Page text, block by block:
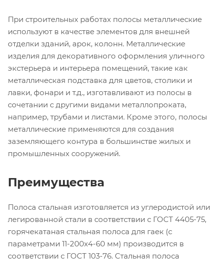
При строительных работах полосы металлические
используют в качестве элементов для внешней
отделки зданий, арок, колонн. Металлические
изделия для декоративного оформления уличного
экстерьера и интерьера помещений, такие как
металлическая подставка для цветов, столики и
лавки, фонари и т.д., изготавливают из полосы в
сочетании с другими видами металлопроката,
например, трубами и листами. Кроме этого, полосы
металлические применяются для создания
заземляющего контура в большинстве жилых и
промышленных сооружений.
Преимущества
Полоса стальная изготовляется из углеродистой или
легированной стали в соответствии с ГОСТ 4405-75,
горячекатаная стальная полоса для гаек (с
параметрами 11-200х4-60 мм) производится в
соответствии с ГОСТ 103-76. Стальная полоса